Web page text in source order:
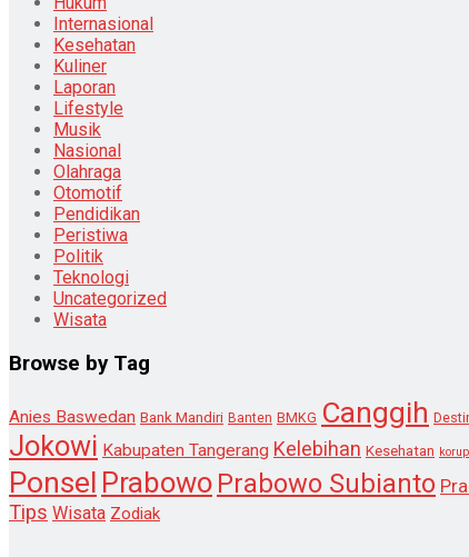
Internasional
Kesehatan
Kuliner
Laporan
Lifestyle
Musik
Nasional
Olahraga
Otomotif
Pendidikan
Peristiwa
Politik
Teknologi
Uncategorized
Wisata
Browse by Tag
Anies Baswedan Bank Mandiri Banten BMKG Canggih
Jokowi Kabupaten Tangerang Kelebihan Kesehatan
Ponsel Prabowo Prabowo Subianto
Tips Wisata Zodiak